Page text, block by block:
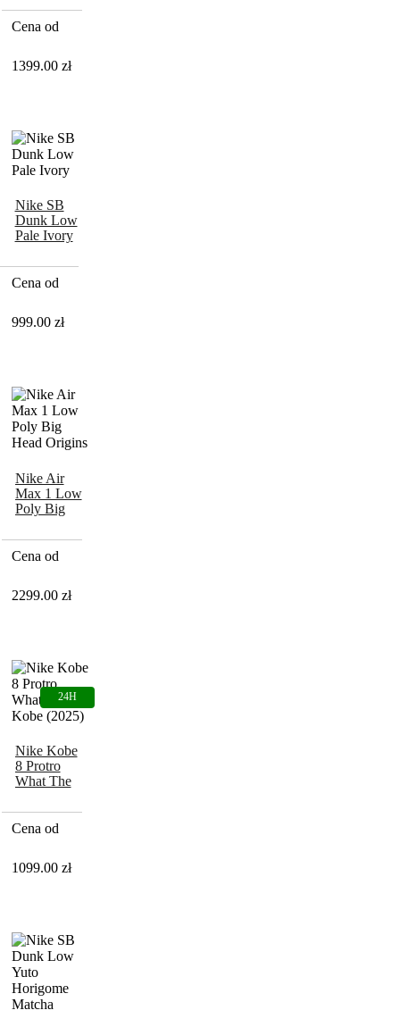
Black
Cena od
1399.00 zł
Nike SB
Dunk Low
Pale Ivory
Cena od
999.00 zł
Nike Air
Max 1 Low
Poly Big
Origins
Cena od
2299.00 zł
Nike Kobe
8 Protro
What The
(2025)
Cena od
1099.00 zł